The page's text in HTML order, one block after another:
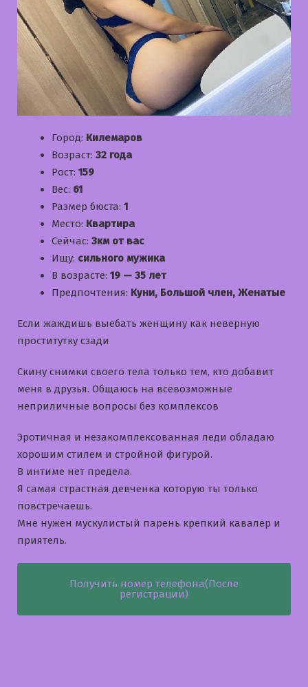
Город: Килемаров
Возраст: 32 года
Рост: 159
Вес: 61
Размер бюста: 1
Место: Квартира
Сейчас: 3км от вас
Ищу: сильного мужика
В возрасте: 19 — 35 лет
Предпочтения: Куни, Большой член, Женатые
Если жаждишь выебать женщину как неверную
проститутку сзади
Скину снимки своего тела только тем, кто добавит
меня в друзья. Общаюсь на всевозможные
неприличные вопросы без комплексов
Эротичная и незакомплексованная леди обладаю
хорошим стилем и стройной фигурой.
В интиме нет предела.
Я самая страстная девченка которую ты только
повстречаешь.
Мне нужен мускулистый парень крепкий кавалер и
приятель.
Получить номер телефона(После
регистрации)